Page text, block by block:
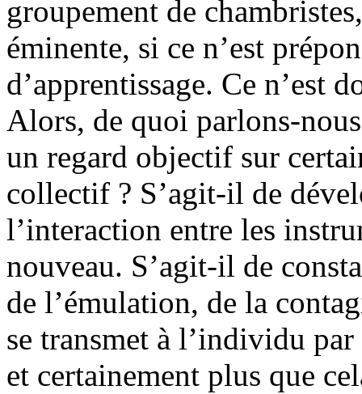
groupement de
éminente, si ce n’est
d’apprentissage. Ce n’est
Alors, de quoi parlons-
un regard objectif sur
collectif ? S’agit-il de
l’interaction entre les
nouveau. S’agit-il de
de l’émulation, de la
se transmet à l’individu
et certainement plus que